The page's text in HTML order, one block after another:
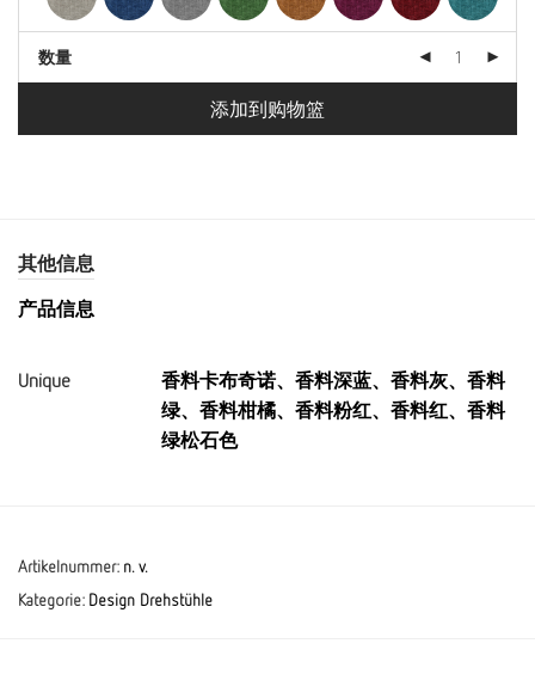
数量
添加到购物篮
其他信息
产品信息
Unique
香料卡布奇诺、香料深蓝、香料灰、香料
绿、香料柑橘、香料粉红、香料红、香料
绿松石色
Artikelnummer: n. v.
Kategorie: Design Drehstühle